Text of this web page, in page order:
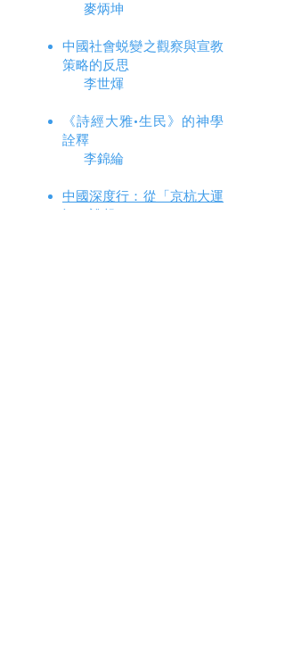
麥炳坤
中國社會蜕變之觀察與宣教
策略的反思
李世煇
《詩經大雅•生民》的神學
詮釋
李錦綸
中國深度行：從「京杭大運
河」說起